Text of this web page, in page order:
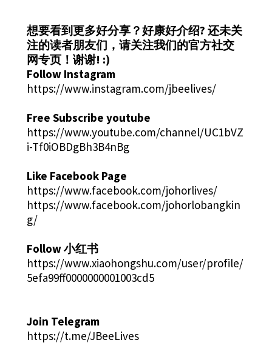
想要看到更多好分享？好康好介绍? 还未关
注的读者朋友们，请关注我们的官方社交
网专页！谢谢! :)
Follow Instagram
https://www.instagram.com/jbeelives/
Free Subscribe youtube
https://www.youtube.com/channel/UC1bVZ
i-Tf0iOBDgBh3B4nBg
Like Facebook Page
https://www.facebook.com/johorlives/
https://www.facebook.com/johorlobangkin
g/
Follow 小红书
https://www.xiaohongshu.com/user/profile/
5efa99ff0000000001003cd5
Join Telegram
https://t.me/JBeeLives